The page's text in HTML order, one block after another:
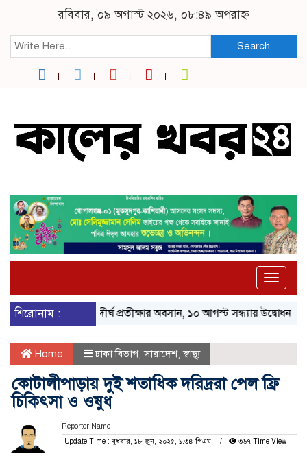
রবিবার, ০৯ অগাস্ট ২০২৬, ০৮:৪৯ অপরাহ্ন
Search
Toggle
শিরোনাম :
দীর্ঘ প্রতীক্ষার অবসান, ১০ আগস্ট সন্ধ্যায় উদ্বোধন হচ্ছে
Home ঢাকা বিভাগ,সারাদেশ,স্বাস্থ্য
কোটালীপাড়ায় দুই শতাধিক দরিদ্ররা পেল ফ্রি
চিকিৎসা ও ওষুধ
Reporter Name
Update Time : বুধবার, ১৮ জুন, ২০২৫, ১.৩৪ পিএম
৩৬৭ Time View